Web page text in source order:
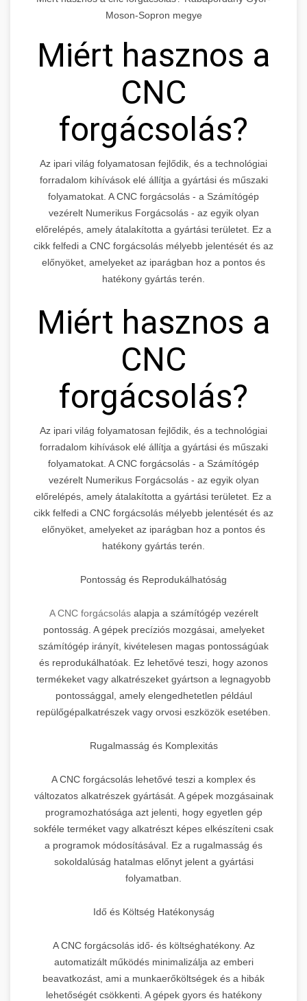
Moson-Sopron megye
Miért hasznos a
CNC
forgácsolás?
Az ipari világ folyamatosan fejlődik, és a technológiai
forradalom kihívások elé állítja a gyártási és műszaki
folyamatokat. A CNC forgácsolás - a Számítógép
vezérelt Numerikus Forgácsolás - az egyik olyan
előrelépés, amely átalakította a gyártási területet. Ez a
cikk felfedi a CNC forgácsolás mélyebb jelentését és az
előnyöket, amelyeket az iparágban hoz a pontos és
hatékony gyártás terén.
Miért hasznos a
CNC
forgácsolás?
Az ipari világ folyamatosan fejlődik, és a technológiai
forradalom kihívások elé állítja a gyártási és műszaki
folyamatokat. A CNC forgácsolás - a Számítógép
vezérelt Numerikus Forgácsolás - az egyik olyan
előrelépés, amely átalakította a gyártási területet. Ez a
cikk felfedi a CNC forgácsolás mélyebb jelentését és az
előnyöket, amelyeket az iparágban hoz a pontos és
hatékony gyártás terén.
Pontosság és Reprodukálhatóság
A CNC forgácsolás alapja a számítógép vezérelt
pontosság. A gépek precíziós mozgásai, amelyeket
számítógép irányít, kivételesen magas pontosságúak
és reprodukálhatóak. Ez lehetővé teszi, hogy azonos
termékeket vagy alkatrészeket gyártson a legnagyobb
pontossággal, amely elengedhetetlen például
repülőgépalkatrészek vagy orvosi eszközök esetében.
Rugalmasság és Komplexitás
A CNC forgácsolás lehetővé teszi a komplex és
változatos alkatrészek gyártását. A gépek mozgásainak
programozhatósága azt jelenti, hogy egyetlen gép
sokféle terméket vagy alkatrészt képes elkészíteni csak
a programok módosításával. Ez a rugalmasság és
sokoldalúság hatalmas előnyt jelent a gyártási
folyamatban.
Idő és Költség Hatékonyság
A CNC forgácsolás idő- és költséghatékony. Az
automatizált működés minimalizálja az emberi
beavatkozást, ami a munkaerőköltségek és a hibák
lehetőségét csökkenti. A gépek gyors és hatékony